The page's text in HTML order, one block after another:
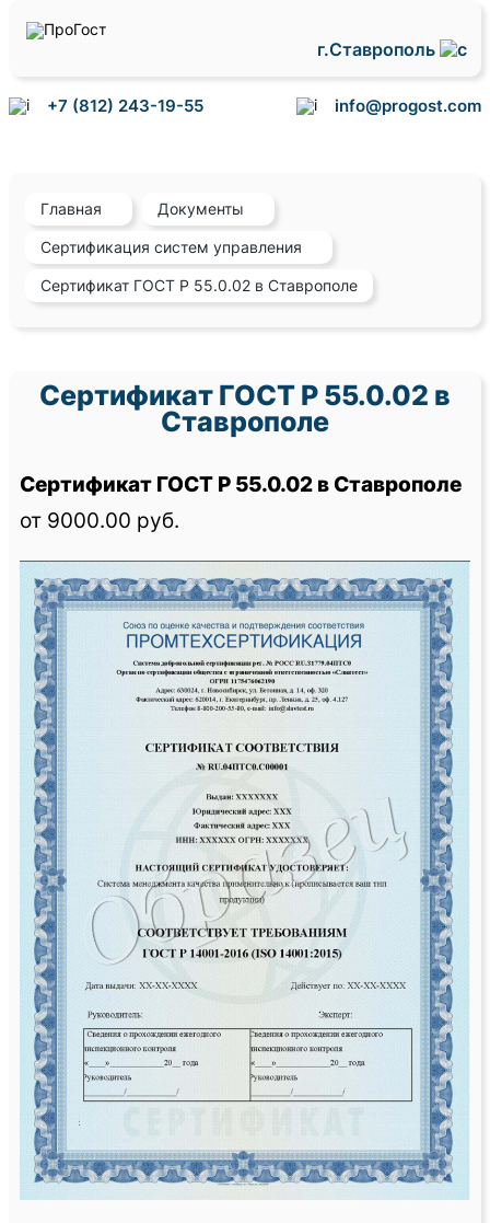
г.Ставрополь
+7 (812) 243-19-55 info@progost.com
Главная Документы
Сертификация систем управления
Сертификат ГОСТ Р 55.0.02 в Ставрополе
Сертификат ГОСТ Р 55.0.02 в
Ставрополе
Сертификат ГОСТ Р 55.0.02 в Ставрополе
от 9000.00 руб.